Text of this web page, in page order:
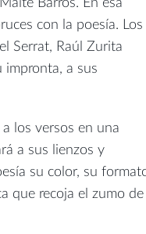
con la poesía. Los
Serrat, Raúl Zurita
impronta, a sus
los versos en una
a sus lienzos y
su color, su
que recoja el zumo de